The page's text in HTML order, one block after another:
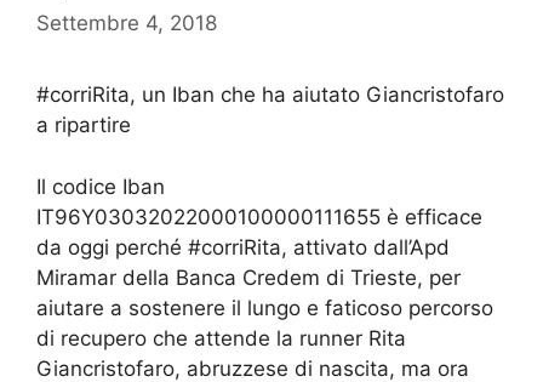
Settembre 4, 2018
#corriRita, un Iban che ha aiutato Giancristofaro
a ripartire
Il codice Iban
IT96Y03032022000100000111655 è efficace
da oggi perché #corriRita, attivato dall’Apd
Miramar della Banca Credem di Trieste, per
aiutare a sostenere il lungo e faticoso percorso
di recupero che attende la runner Rita
Giancristofaro, abruzzese di nascita, ma ora